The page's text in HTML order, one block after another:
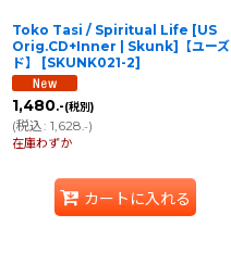
Toko Tasi / Spiritual Life [US
Orig.CD+Inner | Skunk]【ユーズ
ド】
[SKUNK021-2]
1,480.-(税別)
(税込: 1,628.-)
在庫わずか
カートに入れる